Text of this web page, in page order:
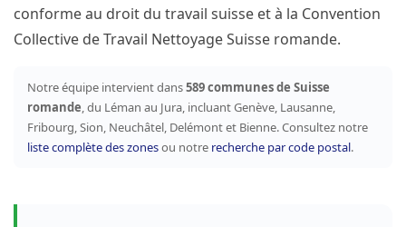
conforme au droit du travail suisse et à la Convention
Collective de Travail Nettoyage Suisse romande.
Notre équipe intervient dans589 communes de Suisse
romande, du Léman au Jura, incluant Genève, Lausanne,
Fribourg, Sion, Neuchâtel, Delémont et Bienne. Consultez notre
liste complète des zonesou notre recherche par code postal.